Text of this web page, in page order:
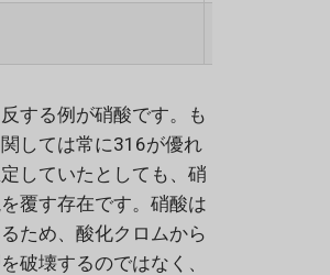
する例が硝酸です。も
しては常に316が優れ
していたとしても、硝
覆す存在です。硝酸は
ため、酸化クロムから
破壊するのではなく、